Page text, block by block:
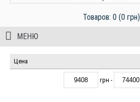
Товаров: 0 (0 грн)
МЕНЮ
Цена
грн -